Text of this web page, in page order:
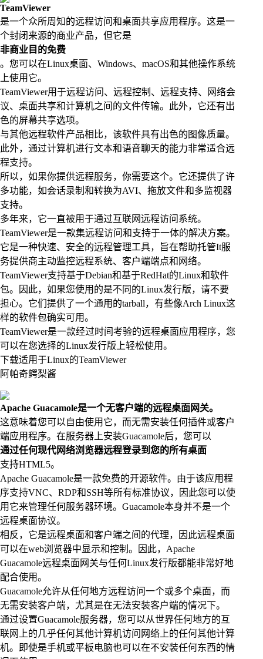
TeamViewer
是一个众所周知的远程访问和桌面共享应用程序。这是一
个封闭来源的商业产品，但它是
非商业目的免费
。您可以在Linux桌面、Windows、macOS和其他操作系统
上使用它。
TeamViewer用于远程访问、远程控制、远程支持、网络会
议、桌面共享和计算机之间的文件传输。此外，它还有出
色的屏幕共享选项。
与其他远程软件产品相比，该软件具有出色的图像质量。
此外，通过计算机进行文本和语音聊天的能力非常适合远
程支持。
所以，如果你提供远程服务，你需要这个。它还提供了许
多功能，如会话录制和转换为AVI、拖放文件和多监视器
支持。
多年来，它一直被用于通过互联网远程访问系统。
TeamViewer是一款集远程访问和支持于一体的解决方案。
它是一种快速、安全的远程管理工具，旨在帮助托管It服
务提供商主动监控远程系统、客户端端点和网络。
TeamViewer支持基于Debian和基于RedHat的Linux和软件
包。因此，如果您使用的是不同的Linux发行版，请不要
担心。它们提供了一个通用的tarball，有些像Arch Linux这
样的软件包确实可用。
TeamViewer是一款经过时间考验的远程桌面应用程序，您
可以在您选择的Linux发行版上轻松使用。
下载适用于Linux的TeamViewer
阿帕奇鳄梨酱
Apache Guacamole是一个无客户端的远程桌面网关。
这意味着您可以自由使用它，而无需安装任何插件或客户
端应用程序。在服务器上安装Guacamole后，您可以
通过任何现代网络浏览器远程登录到您的所有桌面
支持HTML5。
Apache Guacamole是一款免费的开源软件。由于该应用程
序支持VNC、RDP和SSH等所有标准协议，因此您可以使
用它来管理任何服务器环境。Guacamole本身并不是一个
远程桌面协议。
相反，它是远程桌面和客户端之间的代理，因此远程桌面
可以在web浏览器中显示和控制。因此，Apache
Guacamole远程桌面网关与任何Linux发行版都能非常好地
配合使用。
Guacamole允许从任何地方远程访问一个或多个桌面，而
无需安装客户端，尤其是在无法安装客户端的情况下。
通过设置Guacamole服务器，您可以从世界任何地方的互
联网上的几乎任何其他计算机访问网络上的任何其他计算
机。即使是手机或平板电脑也可以在不安装任何东西的情